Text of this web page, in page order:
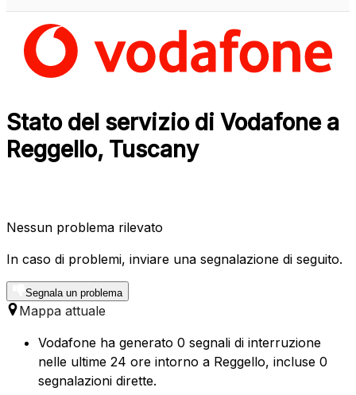
Stato del servizio di Vodafone a
Reggello, Tuscany
Nessun problema rilevato
In caso di problemi, inviare una segnalazione di seguito.
Segnala un problema
Mappa attuale
Vodafone ha generato 0 segnali di interruzione
nelle ultime 24 ore intorno a Reggello, incluse 0
segnalazioni dirette.